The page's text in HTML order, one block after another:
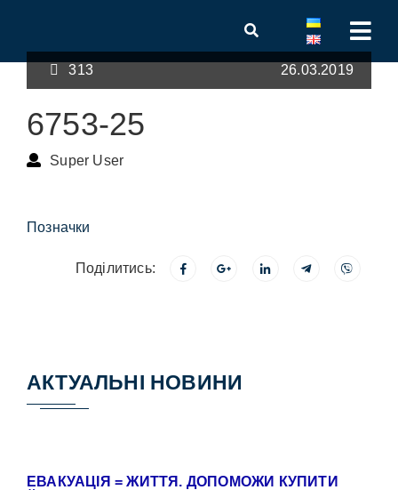
313 26.03.2019
6753-25
Super User
Позначки
Поділитись:
АКТУАЛЬНІ НОВИНИ
ЕВАКУАЦІЯ = ЖИТТЯ. ДОПОМОЖИ КУПИТИ